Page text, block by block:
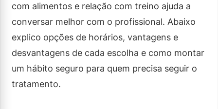
com alimentos e relação com treino ajuda a
conversar melhor com o profissional. Abaixo
explico opções de horários, vantagens e
desvantagens de cada escolha e como montar
um hábito seguro para quem precisa seguir o
tratamento.